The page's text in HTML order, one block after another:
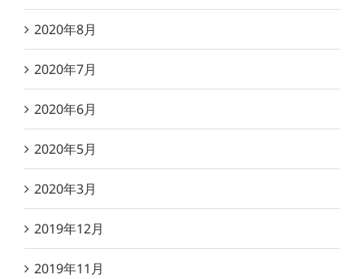
2020年8月
2020年7月
2020年6月
2020年5月
2020年3月
2019年12月
2019年11月